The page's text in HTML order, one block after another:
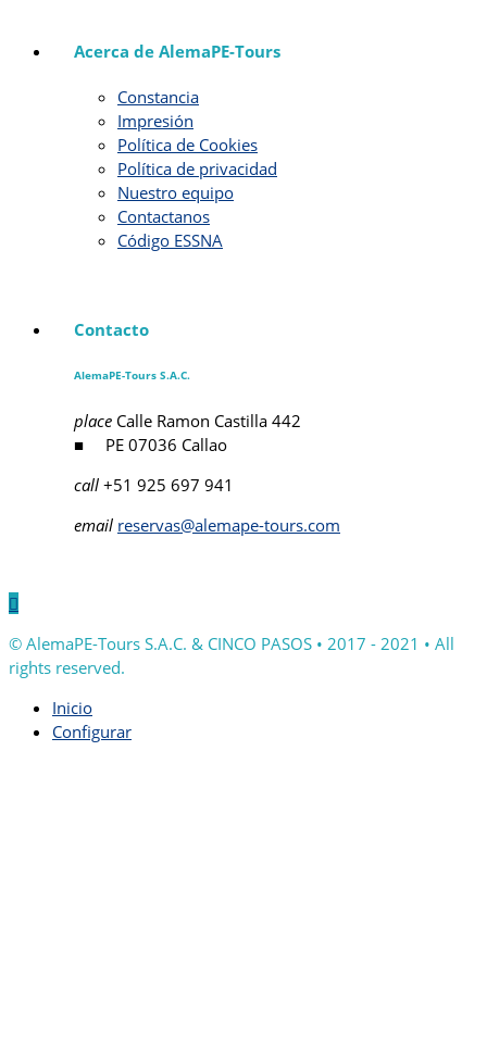
Acerca de AlemaPE-Tours
Constancia
Impresión
Política de Cookies
Política de privacidad
Nuestro equipo
Contactanos
Código ESSNA
Contacto
AlemaPE-Tours S.A.C.
place Calle Ramon Castilla 442
■ PE 07036 Callao
call +51 925 697 941
email reservas@alemape-tours.com

© AlemaPE-Tours S.A.C. & CINCO PASOS • 2017 - 2021 • All
rights reserved.
Inicio
Configurar